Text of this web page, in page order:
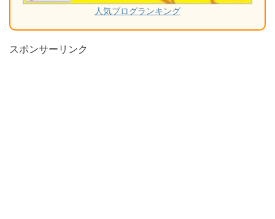
人気ブログランキング
スポンサーリンク